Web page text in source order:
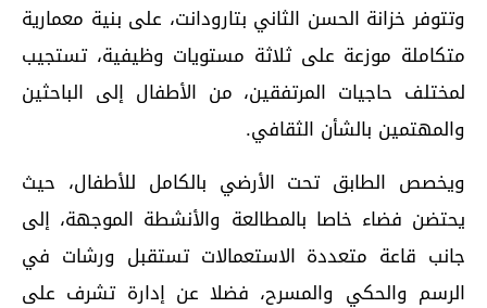
وتتوفر خزانة الحسن الثاني بتارودانت، على بنية معمارية
متكاملة موزعة على ثلاثة مستويات وظيفية، تستجيب
لمختلف حاجيات المرتفقين، من الأطفال إلى الباحثين
والمهتمين بالشأن الثقافي.
ويخصص الطابق تحت الأرضي بالكامل للأطفال، حيث
يحتضن فضاء خاصا بالمطالعة والأنشطة الموجهة، إلى
جانب قاعة متعددة الاستعمالات تستقبل ورشات في
الرسم والحكي والمسرح، فضلا عن إدارة تشرف على